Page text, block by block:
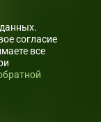
согласие
все